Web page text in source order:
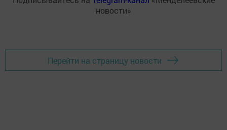
новости»
Перейти на страницу новости